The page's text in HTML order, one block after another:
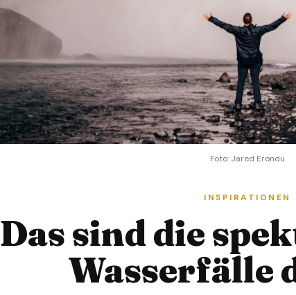
Foto: Jared Erondu
INSPIRATIONEN
Das sind die
Wasserfälle